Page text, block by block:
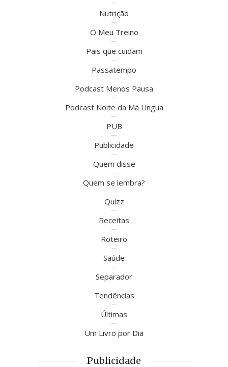
Nutrição
O Meu Treino
Pais que cuidam
Passatempo
Podcast Menos Pausa
Podcast Noite da Má Língua
PUB
Publicidade
Quem disse
Quem se lembra?
Quizz
Receitas
Roteiro
Saúde
Separador
Tendências
Últimas
Um Livro por Dia
Publicidade